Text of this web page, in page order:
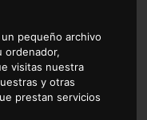
pequeño archivo
ordenador,
visitas nuestra
y otras
prestan servicios
250ml